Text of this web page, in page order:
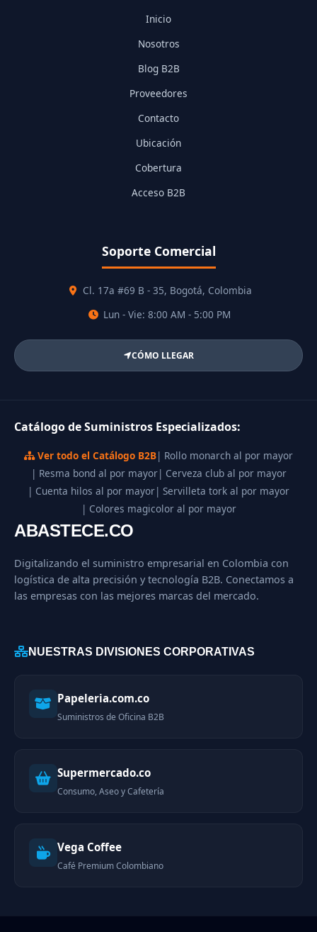
Inicio
Nosotros
Blog B2B
Proveedores
Contacto
Ubicación
Cobertura
Acceso B2B
Soporte Comercial
Cl. 17a #69 B - 35, Bogotá, Colombia
Lun - Vie: 8:00 AM - 5:00 PM
CÓMO LLEGAR
Catálogo de Suministros Especializados:
Ver todo el Catálogo B2B| Rollo monarch al por mayor
| Resma bond al por mayor| Cerveza club al por mayor
| Cuenta hilos al por mayor| Servilleta tork al por mayor
| Colores magicolor al por mayor
ABASTECE.CO
Digitalizando el suministro empresarial en Colombia con
logística de alta precisión y tecnología B2B. Conectamos a
las empresas con las mejores marcas del mercado.
NUESTRAS DIVISIONES CORPORATIVAS
Papeleria.com.co
Suministros de Oficina B2B
Supermercado.co
Consumo, Aseo y Cafetería
Vega Coffee
Café Premium Colombiano